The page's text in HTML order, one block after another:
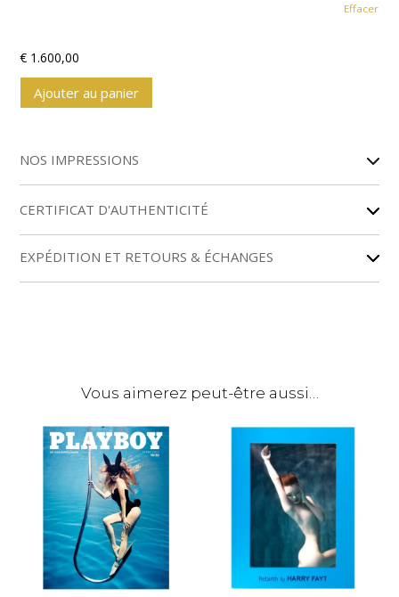
Effacer
€ 1.600,00
Ajouter au panier
t
e
t
i
NOS IMPRESSIONS
CERTIFICAT D'AUTHENTICITÉ
EXPÉDITION ET RETOURS & ÉCHANGES
Vous aimerez peut-être aussi…